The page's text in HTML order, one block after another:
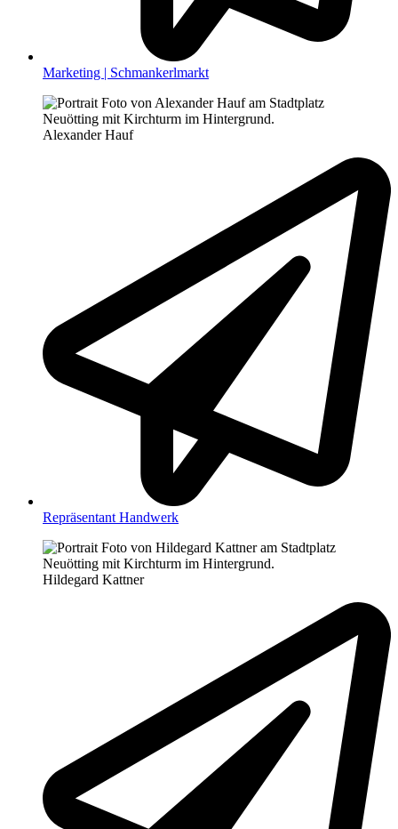
Marketing | Schmankerlmarkt
Alexander Hauf
Repräsentant Handwerk
Hildegard Kattner